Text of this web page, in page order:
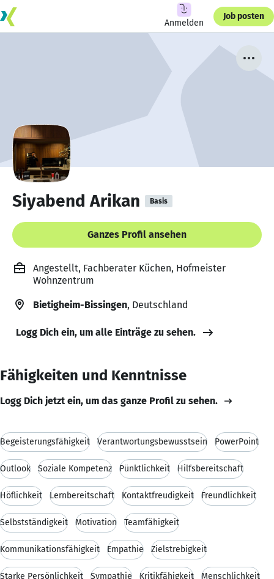
Anmelden
Job posten
Siyabend Arikan Basis
Ganzes Profil ansehen
Angestellt, Fachberater Küchen, Hofmeister
Wohnzentrum
Bietigheim-Bissingen, Deutschland
Logg Dich ein, um alle Einträge zu sehen.
Fähigkeiten und Kenntnisse
Logg Dich jetzt ein, um das ganze Profil zu sehen.
Begeisterungsfähigkeit Verantwortungsbewusstsein PowerPoint
Outlook Soziale Kompetenz Pünktlichkeit Hilfsbereitschaft
Höflichkeit Lernbereitschaft Kontaktfreudigkeit Freundlichkeit
Selbstständigkeit Motivation Teamfähigkeit
Kommunikationsfähigkeit Empathie Zielstrebigkeit
Starke Persönlichkeit Sympathie Kritikfähigkeit Menschlichkeit